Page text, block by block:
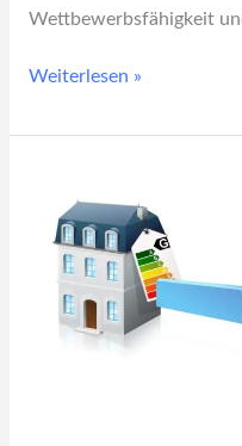
Wettbewerbsfähigkeit
Weiterlesen »
Mehrfamilienhäuser
wirtschaftlich
modernisieren
lassen